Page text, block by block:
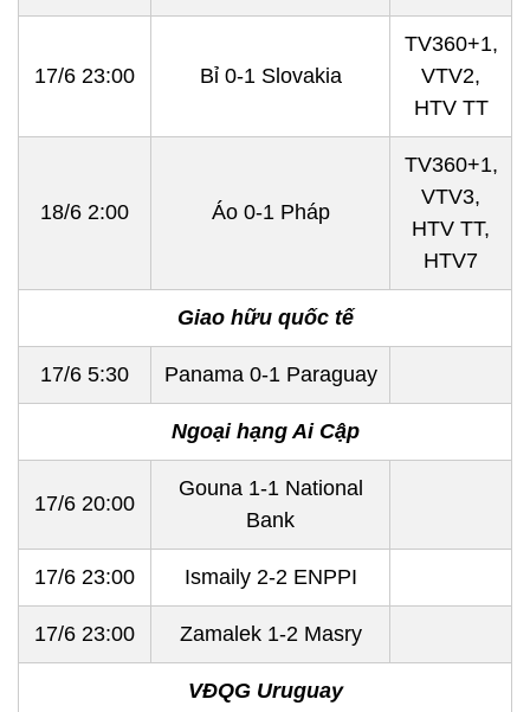
17/6 23:00 Bỉ 0-1 Slovakia
TV360+1,
VTV2,
HTV TT
18/6 2:00 Áo 0-1 Pháp
TV360+1,
VTV3,
HTV TT,
HTV7
Giao hữu quốc tế
17/6 5:30 Panama 0-1 Paraguay
Ngoại hạng Ai Cập
17/6 20:00
Gouna 1-1 National
Bank
17/6 23:00 Ismaily 2-2 ENPPI
17/6 23:00 Zamalek 1-2 Masry
VĐQG Uruguay